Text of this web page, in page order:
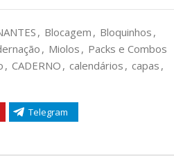
, Blocagem , Bloquinhos ,
, Miolos , Packs e Combos
, CADERNO , calendários , capas ,
Telegram